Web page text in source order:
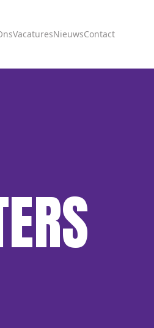
VacaturesNieuwsContact